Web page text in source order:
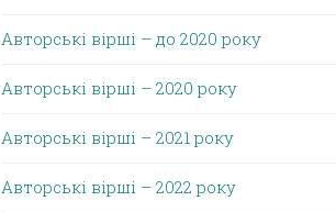
Авторські вірші – до 2020 року
Авторські вірші – 2020 року
Авторські вірші – 2021 року
Авторські вірші – 2022 року